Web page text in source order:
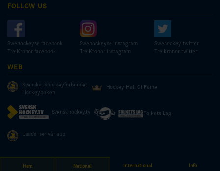
Hem National International Info
FOLLOW US
Swehockeyse facebook
Tre Kronor facebook
Swehockeyse Instagram
Tre Kronor instagram
Swehockey twitter
Tre Kronor twitter
WEB
Svenska Ishockeyförbundet
Hockeyboken
Hockey Hall Of Fame
Svenskhockey.tv Folkets Lag
Ladda ner vår app